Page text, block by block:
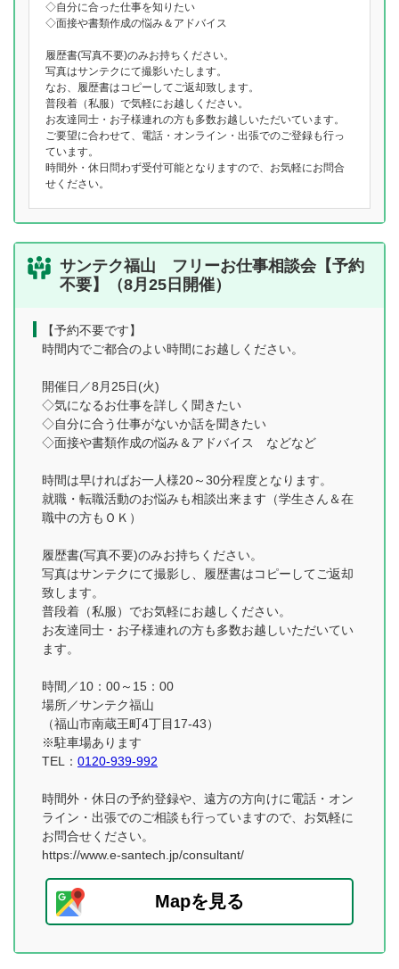
◇自分に合った仕事を知りたい
◇面接や書類作成の悩み＆アドバイス
履歴書(写真不要)のみお持ちください。
写真はサンテクにて撮影いたします。
なお、履歴書はコピーしてご返却致します。
普段着（私服）で気軽にお越しください。
お友達同士・お子様連れの方も多数お越しいただいています。
ご要望に合わせて、電話・オンライン・出張でのご登録も行っ
ています。
時間外・休日問わず受付可能となりますので、お気軽にお問合
せください。
サンテク福山 フリーお仕事相談会【予約
不要】（8月25日開催）
【予約不要です】
時間内でご都合のよい時間にお越しください。
開催日／8月25日(火)
◇気になるお仕事を詳しく聞きたい
◇自分に合う仕事がないか話を聞きたい
◇面接や書類作成の悩み＆アドバイス などなど
時間は早ければお一人様20～30分程度となります。
就職・転職活動のお悩みも相談出来ます（学生さん＆在
職中の方もＯＫ）
履歴書(写真不要)のみお持ちください。
写真はサンテクにて撮影し、履歴書はコピーしてご返却
致します。
普段着（私服）でお気軽にお越しください。
お友達同士・お子様連れの方も多数お越しいただいてい
ます。
時間／10：00～15：00
場所／サンテク福山
（福山市南蔵王町4丁目17-43）
※駐車場あります
TEL： 0120-939-992
時間外・休日の予約登録や、遠方の方向けに電話・オン
ライン・出張でのご相談も行っていますので、お気軽に
お問合せください。
https://www.e-santech.jp/consultant/
Mapを見る